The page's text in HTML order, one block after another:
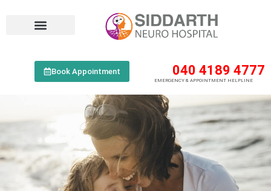
Book Appointment 040 4189 4777
EMERGENCY & APPOINTMENT HELPLINE